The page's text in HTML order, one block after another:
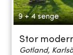
9 + 4 senge
Stor
Gotland,